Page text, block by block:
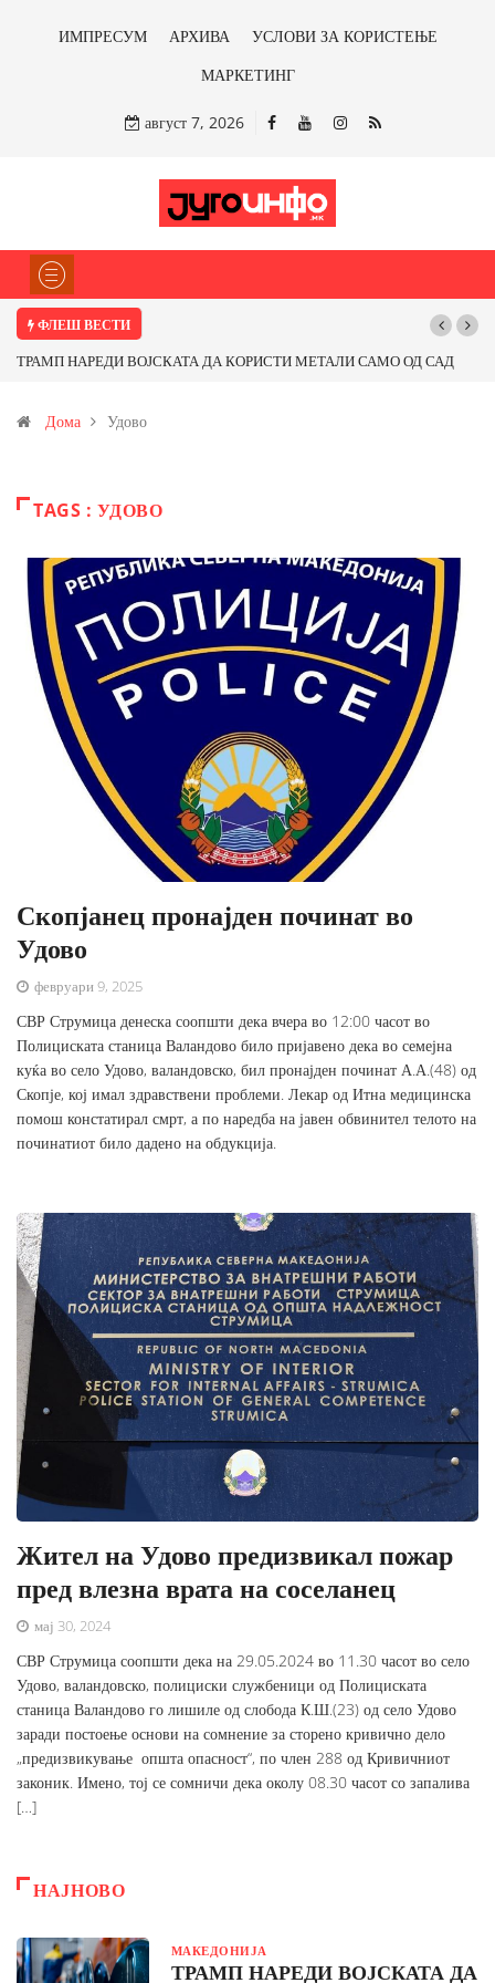
ИМПРЕСУМ АРХИВА
УСЛОВИ ЗА КОРИСТЕЊЕ
МАРКЕТИНГ
август 7, 2026
ФЛЕШ ВЕСТИ
НАРЕДИ ВОЈСКАТА ДА КОРИСТИ МЕТАЛИ САМО ОД САД
и со антимонот?
Почнува
Дома Удово
TAGS : УДОВО
Скопјанец пронајден починат во
Удово
февруари 9, 2025
СВР Струмица денеска соопшти дека вчера во 12:00 часот во
Полициската станица Валандово било пријавено дека во семејна
куќа во село Удово, валандовско, бил пронајден починат А.А.(48) од
Скопје, кој имал здравствени проблеми. Лекар од Итна медицинска
помош констатирал смрт, а по наредба на јавен обвинител телото на
починатиот било дадено на обдукција.
Жител на Удово предизвикал пожар
пред влезна врата на соселанец
мај 30, 2024
СВР Струмица соопшти дека на 29.05.2024 во 11.30 часот во село
Удово, валандовско, полициски службеници од Полициската
станица Валандово го лишиле од слобода К.Ш.(23) од село Удово
заради постоење основи на сомнение за сторено кривично дело
„предизвикување општа опасност“, по член 288 од Кривичниот
законик. Имено, тој се сомничи дека околу 08.30 часот со запалива
[…]
НАЈНОВО
МАКЕДОНИЈА
ТРАМП НАРЕДИ ВОЈСКАТА ДА